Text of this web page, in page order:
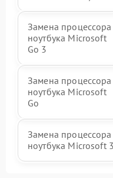
Замена процессора
ноутбука Microsoft
Go 3
Замена процессора
ноутбука Microsoft
Go
Замена процессора
ноутбука Microsoft 3